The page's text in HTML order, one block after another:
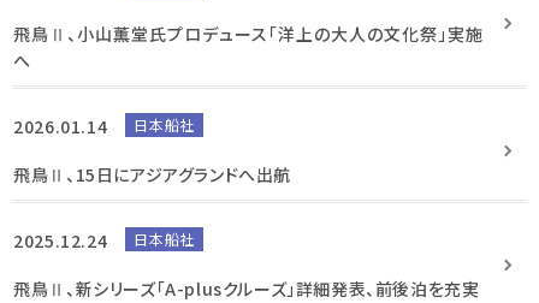
飛鳥Ⅱ、小山薫堂氏プロデュース「洋上の大人の文化祭」実施
へ
2026.01.14 日本船社
飛鳥Ⅱ、15日にアジアグランドへ出航
2025.12.24 日本船社
飛鳥Ⅱ、新シリーズ「A-plusクルーズ」詳細発表、前後泊を充実